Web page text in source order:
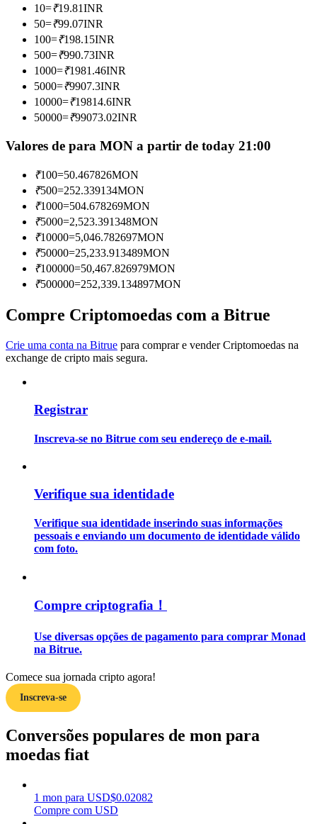
Torne-se um Trader de Cópias
Desfrute da partilha de lucros e comissões de copy trading
Informação
Análise de big data, incluindo informações comerciais, etc.
Estratégias de negociação
Ganhar
10=₹19.81INR
50=₹99.07INR
100=₹198.15INR
500=₹990.73INR
1000=₹1981.46INR
5000=₹9907.3INR
10000=₹19814.6INR
50000=₹99073.02INR
Valores de para MON a partir de today 21:00
₹100=50.467826MON
₹500=252.339134MON
₹1000=504.678269MON
₹5000=2,523.391348MON
₹10000=5,046.782697MON
₹50000=25,233.913489MON
₹100000=50,467.826979MON
₹500000=252,339.134897MON
Compre Criptomoedas com a Bitrue
Crie uma conta na Bitrue para comprar e vender Criptomoedas na
exchange de cripto mais segura.
Registrar
Inscreva-se no Bitrue com seu endereço de e-mail.
Verifique sua identidade
Verifique sua identidade inserindo suas informações
pessoais e enviando um documento de identidade válido
com foto.
Compre criptografia！
Use diversas opções de pagamento para comprar Monad
na Bitrue.
Comece sua jornada cripto agora!
Inscreva-se
Conversões populares de mon para
moedas fiat
1 mon para USD$0.02082
Compre com USD